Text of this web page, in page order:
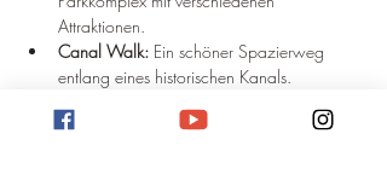
Attraktionen.
Canal Walk: Ein schöner Spazierweg
entlang eines historischen Kanals.
Fazit: